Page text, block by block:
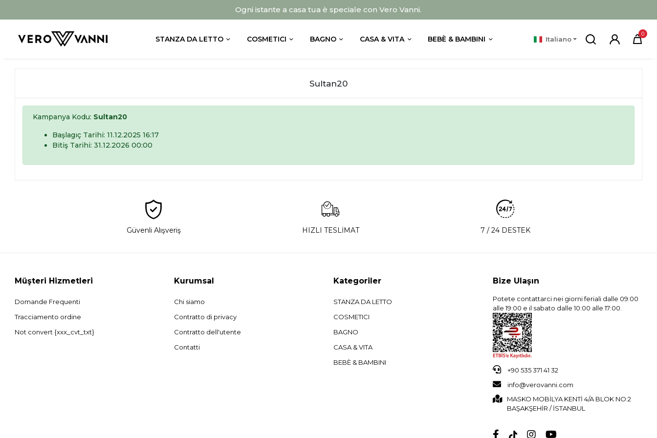
Ogni istante a casa tua è speciale con Vero Vanni.
STANZA DA LETTO COSMETICI BAGNO CASA & VITA BEBÈ & BAMBINI Italiano
0
Sultan20
Kampanya Kodu: Sultan20
Başlagıç Tarihi: 11.12.2025 16:17
Bitiş Tarihi: 31.12.2026 00:00
Güvenli Alışveriş HIZLI TESLİMAT 7 / 24 DESTEK
Müşteri Hizmetleri
Domande Frequenti
Tracciamento ordine
Not convert {xxx_cvt_txt}
Kurumsal
Chi siamo
Contratto di privacy
Contratto dell'utente
Contatti
Kategoriler
STANZA DA LETTO
COSMETICI
BAGNO
CASA & VITA
BEBÈ & BAMBINI
Bize Ulaşın
Potete contattarci nei giorni feriali dalle 09:00
alle 19:00 e il sabato dalle 10:00 alle 17:00.
+90 535 371 41 32
info@verovanni.com
MASKO MOBİLYA KENTİ 4/A BLOK NO:2
BAŞAKŞEHİR / İSTANBUL